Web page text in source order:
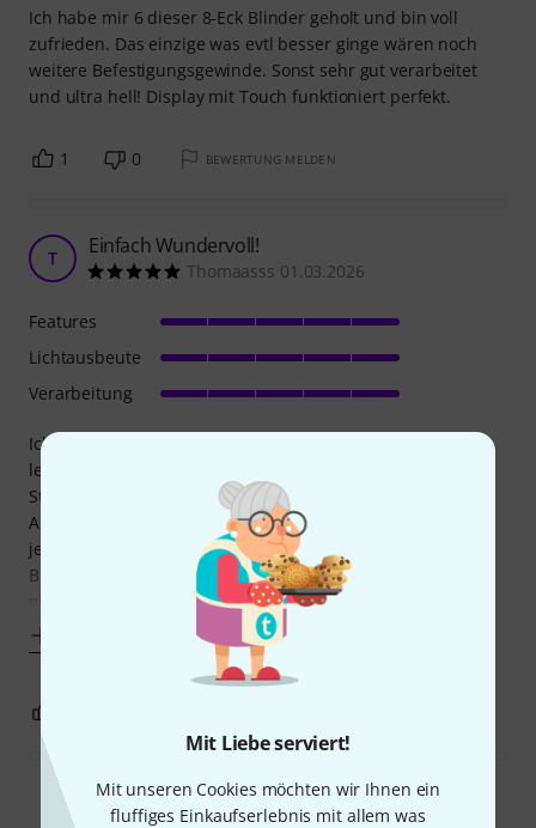
Mit Liebe serviert!
Mit unseren Cookies möchten wir Ihnen ein
fluffiges Einkaufserlebnis mit allem was
Ich habe mir 6 dieser 8-Eck Blinder geholt und bin voll
zufrieden. Das einzige was evtl besser ginge wären noch
weitere Befestigungsgewinde. Sonst sehr gut verarbeitet
und ultra hell! Display mit Touch funktioniert perfekt.
1 0 BEWERTUNG MELDEN
T Einfach Wundervoll!
Thomaasss 01.03.2026
Ich denke wir alle kennen die Portman P1 Blinder, doch
leider sind knapp 2800 Euro pro gerät ohne Case oder
Stative einfach viel Geld. Ich habe mich lange nach
Alternativen umgeschaut, aber leider nichts gefunden. Bis
jetzt, der Varytec Retro Blinder hat zwar nicht dieselbe
Blumenartige bauform wie die Portman Lampen, jedoch
gleiche Effekte zum viel günstigeren Preis
Features
Lichtausbeute
Verarbeitung
Alle Bewertungen lesen